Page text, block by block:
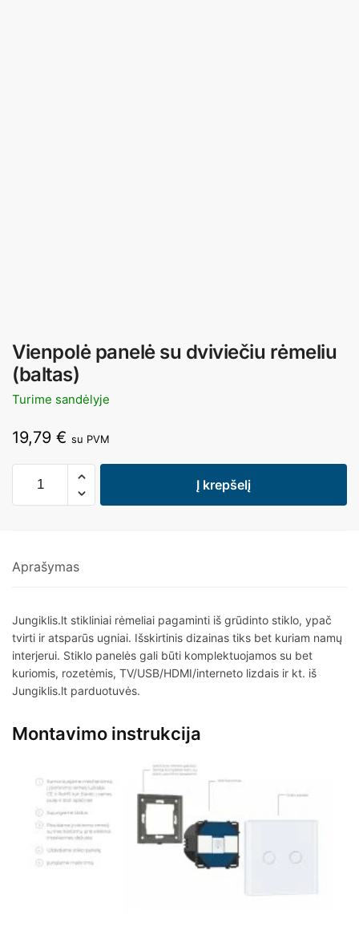
Vienpolė panelė su dviviečiu rėmeliu
(baltas)
Turime sandėlyje
19,79 € su PVM
Į krepšelį
Aprašymas
Jungiklis.lt stikliniai rėmeliai pagaminti iš grūdinto stiklo, ypač
tvirti ir atsparūs ugniai. Išskirtinis dizainas tiks bet kuriam namų
interjerui. Stiklo panelės gali būti komplektuojamos su bet
kuriomis, rozetėmis, TV/USB/HDMI/interneto lizdais ir kt. iš
Jungiklis.lt parduotuvės.
Montavimo instrukcija